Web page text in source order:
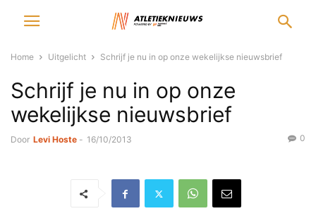
Home Uitgelicht Schrijf je nu in op onze wekelijkse nieuwsbrief
Schrijf je nu in op onze
wekelijkse nieuwsbrief
Door Levi Hoste - 16/10/2013 0